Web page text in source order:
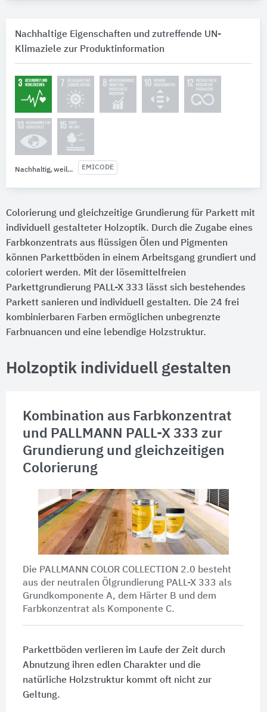
Nachhaltige Eigenschaften und zutreffende UN-
Klimaziele zur Produktinformation
Nachhaltig, weil... EMICODE
Colorierung und gleichzeitige Grundierung für Parkett mit
individuell gestalteter Holzoptik. Durch die Zugabe eines
Farbkonzentrats aus flüssigen Ölen und Pigmenten
können Parkettböden in einem Arbeitsgang grundiert und
coloriert werden. Mit der lösemittelfreien
Parkettgrundierung PALL-X 333 lässt sich bestehendes
Parkett sanieren und individuell gestalten. Die 24 frei
kombinierbaren Farben ermöglichen unbegrenzte
Farbnuancen und eine lebendige Holzstruktur.
Holzoptik individuell gestalten
Kombination aus Farbkonzentrat
und PALLMANN
PALL-X 333 zur
Grundierung und gleichzeitigen
Colorierung
Die PALLMANN COLOR COLLECTION 2.0 besteht
aus der neutralen Ölgrundierung PALL-X 333 als
Grundkomponente A, dem Härter B und dem
Farbkonzentrat als Komponente C.
Parkettböden verlieren im Laufe der Zeit durch
Abnutzung ihren edlen Charakter und die
natürliche Holzstruktur kommt oft nicht zur
Geltung.